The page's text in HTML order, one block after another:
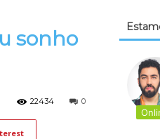
sonho
0
22434